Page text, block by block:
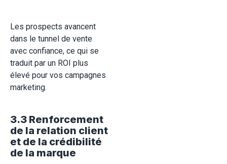
Les prospects avancent
dans le tunnel de vente
avec confiance, ce qui se
traduit par un ROI plus
élevé pour vos campagnes
marketing.
3.3 Renforcement
de la relation client
et de la crédibilité
de la marque